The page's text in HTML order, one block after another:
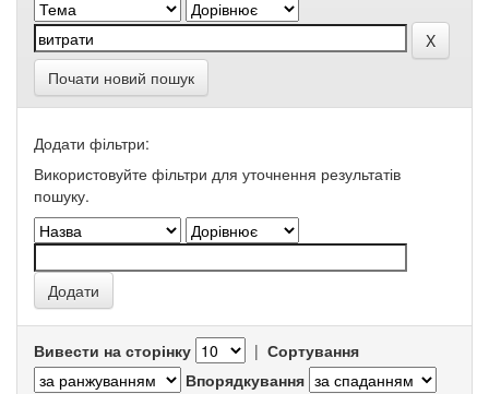
Почати новий пошук
Додати фільтри:
Використовуйте фільтри для уточнення результатів
пошуку.
Вивести на сторінку | Сортування
Впорядкування